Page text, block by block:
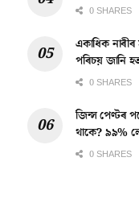
0 SHARES
একাধিক
পৰিচয় জানি
0 SHARES
জিন্স পেণ্টৰ
থাকে? ৯৯%
0 SHARES